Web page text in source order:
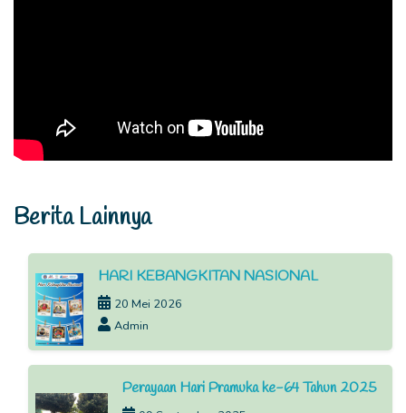
Berita Lainnya
HARI KEBANGKITAN NASIONAL
20 Mei 2026
Admin
Perayaan Hari Pramuka ke-64 Tahun 2025